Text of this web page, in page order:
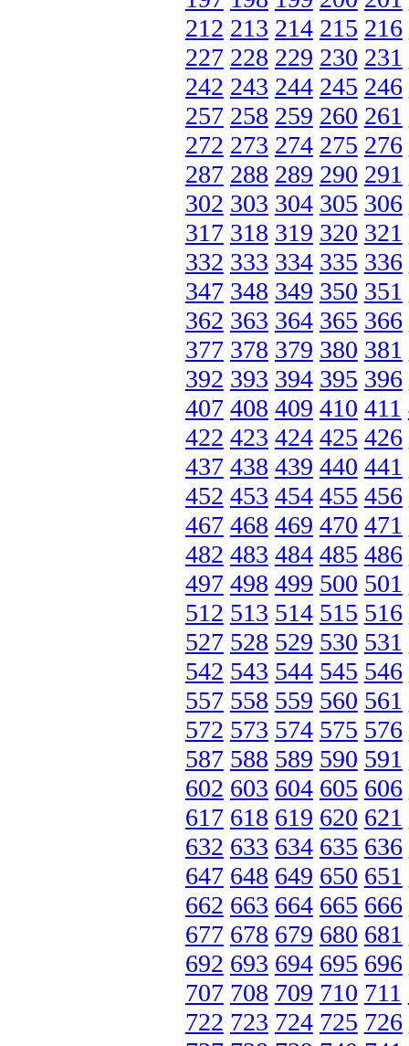
212 213 214 215 216
227 228 229 230 231
242 243 244 245 246
257 258 259 260 261
272 273 274 275 276
287 288 289 290 291
302 303 304 305 306
317 318 319 320 321
332 333 334 335 336
347 348 349 350 351
362 363 364 365 366
377 378 379 380 381
392 393 394 395 396
407 408 409 410 411
422 423 424 425 426
437 438 439 440 441
452 453 454 455 456
467 468 469 470 471
482 483 484 485 486
497 498 499 500 501
512 513 514 515 516
527 528 529 530 531
542 543 544 545 546
557 558 559 560 561
572 573 574 575 576
587 588 589 590 591
602 603 604 605 606
617 618 619 620 621
632 633 634 635 636
647 648 649 650 651
662 663 664 665 666
677 678 679 680 681
692 693 694 695 696
707 708 709 710 711
722 723 724 725 726